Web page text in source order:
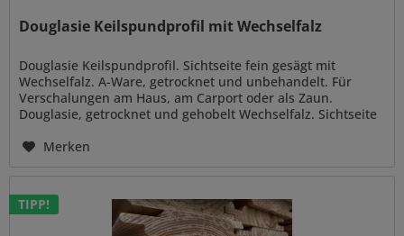
Douglasie Keilspundprofil mit Wechselfalz
Douglasie Keilspundprofil. Sichtseite fein gesägt mit
Wechselfalz. A-Ware, getrocknet und unbehandelt. Für
Verschalungen am Haus, am Carport oder als Zaun.
Douglasie, getrocknet und gehobelt Wechselfalz. Sichtseite
Merken
TIPP!